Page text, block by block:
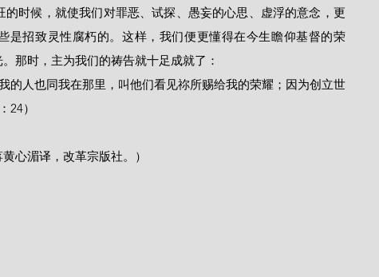
是招致灵性腐朽的。这样，我们便更懂得在今生瞻仰基督的荣
那时，主为我们的祷告就十足成就了：
24）
心湄译，改革宗版社。）